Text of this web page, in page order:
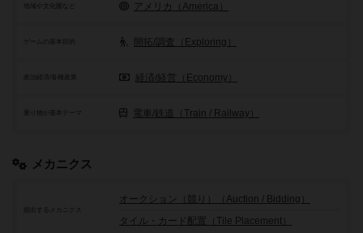
地域や文化圏など アメリカ（America）
ゲームの基本目的 開拓/調査（Exploring）
政治経済/各種産業 経済/経営（Economy）
乗り物が基本テーマ 電車/鉄道（Train / Railway）
メカニクス
頻出するメカニクス
オークション（競り）（Auction / Bidding）
タイル・カード配置（Tile Placement）